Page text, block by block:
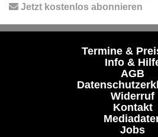
Jetzt kostenlos abonnieren
Termine &
Info &
AGB
Widerruf
Kontakt
Jobs